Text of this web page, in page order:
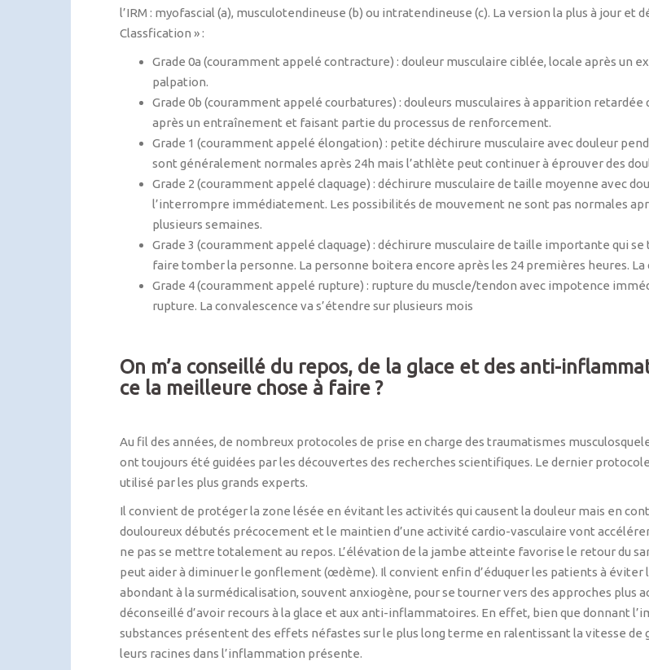
l’IRM : myofascial (a), musculotendineuse (b) ou intratendineuse (c). La version la plus à jour
Classfication » :
Grade 0a (couramment appelé contracture) : douleur musculaire ciblée, locale après un
palpation.
Grade 0b (couramment appelé courbatures) : douleurs musculaires à apparition
après un entraînement et faisant partie du processus de renforcement.
Grade 1 (couramment appelé élongation) : petite déchirure musculaire avec douleur
sont généralement normales après 24h mais l’athlète peut continuer à éprouver des
Grade 2 (couramment appelé claquage) : déchirure musculaire de taille moyenne avec
l’interrompre immédiatement. Les possibilités de mouvement ne sont pas normales
plusieurs semaines.
Grade 3 (couramment appelé claquage) : déchirure musculaire de taille importante qui
faire tomber la personne. La personne boitera encore après les 24 premières heures. La
Grade 4 (couramment appelé rupture) : rupture du muscle/tendon avec impotence
rupture. La convalescence va s’étendre sur plusieurs mois
On m’a conseillé du repos, de la glace et des anti-
ce la meilleure chose à faire ?
Au fil des années, de nombreux protocoles de prise en charge des traumatismes
ont toujours été guidées par les découvertes des recherches scientifiques. Le dernier
utilisé par les plus grands experts.
Il convient de protéger la zone lésée en évitant les activités qui causent la douleur mais en
douloureux débutés précocement et le maintien d’une activité cardio-vasculaire vont
ne pas se mettre totalement au repos. L’élévation de la jambe atteinte favorise le retour du
peut aider à diminuer le gonflement (œdème). Il convient enfin d’éduquer les patients à
abondant à la surmédicalisation, souvent anxiogène, pour se tourner vers des approches plus
déconseillé d’avoir recours à la glace et aux anti-inflammatoires. En effet, bien que donnant
substances présentent des effets néfastes sur le plus long terme en ralentissant la vitesse de
leurs racines dans l’inflammation présente.